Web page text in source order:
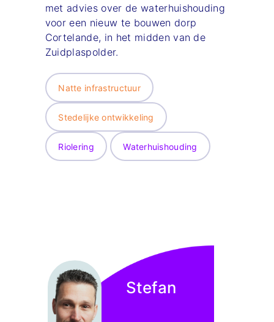
met advies over de waterhuishouding
voor een nieuw te bouwen dorp
Cortelande, in het midden van de
Zuidplaspolder.
Natte infrastructuur
Stedelijke ontwikkeling
Riolering Waterhuishouding
Stefan